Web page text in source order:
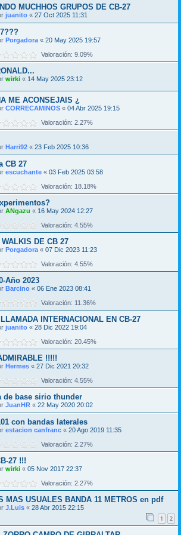
MUCHHOS GRUPOS DE CB-27
juanito « 27 Oct 2025 11:31
Porgadora « 20 May 2025 19:57
Valoración: 9.09%
wirki « 14 May 2025 23:12
ME ACONSEJAIS ¿
CORRECAMINOS « 04 Abr 2025 19:15
Valoración: 2.27%
Harri92 « 23 Feb 2025 10:36
CB 27
escuchante « 03 Feb 2025 03:58
Valoración: 18.18%
ANgazu « 16 May 2024 12:27
Valoración: 4.55%
DE CB 27
Porgadora « 07 Dic 2023 11:23
Valoración: 4.55%
Año 2023
Barcino « 06 Ene 2023 08:41
Valoración: 11.36%
INTERNACIONAL EN CB-27
juanito « 28 Dic 2022 19:04
Valoración: 20.45%
!!!!!
Hermes « 27 Dic 2021 20:32
Valoración: 4.55%
de base sirio thunder
JuanHR « 22 May 2020 20:02
con bandas laterales
estacion canfranc « 20 Ago 2019 11:35
Valoración: 2.27%
27 !!!
wirki « 05 Nov 2017 22:37
Valoración: 2.27%
MAS USUALES BANDA 11 METROS en pdf
J.Luis « 28 Abr 2015 22:15
1 2